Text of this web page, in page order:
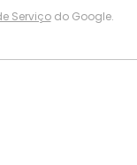
Serviçodo Google.